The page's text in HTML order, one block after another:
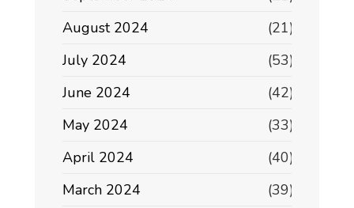
August 2024
(21)
July 2024
(53)
June 2024
(42)
May 2024
(33)
April 2024
(40)
March 2024
(39)